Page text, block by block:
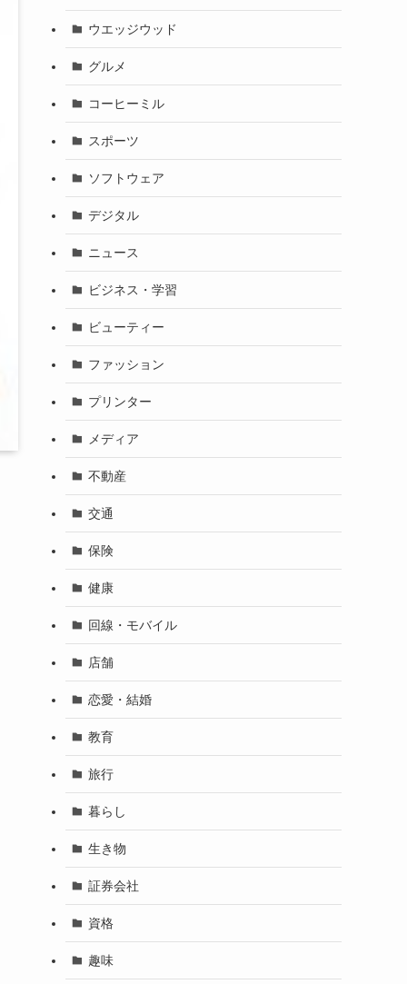
ウエッジウッド
グルメ
コーヒーミル
スポーツ
ソフトウェア
デジタル
ニュース
ビジネス・学習
ビューティー
ファッション
プリンター
メディア
不動産
交通
保険
健康
回線・モバイル
店舗
恋愛・結婚
教育
旅行
暮らし
生き物
証券会社
資格
趣味